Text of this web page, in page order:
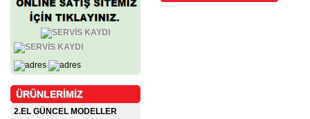
ÜRÜNLERİMİZ
2.EL GÜNCEL MODELLER